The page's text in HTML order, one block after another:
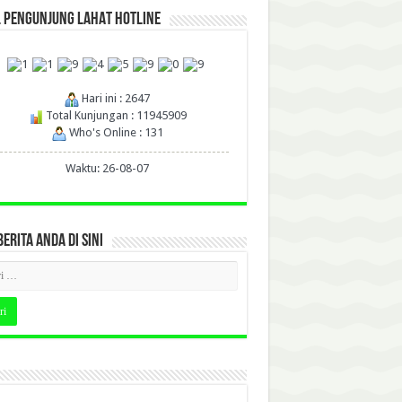
PENGUNJUNG LAHAT HOTLINE
Hari ini : 2647
Total Kunjungan : 11945909
Who's Online : 131
Waktu: 26-08-07
ANDA DI SINI